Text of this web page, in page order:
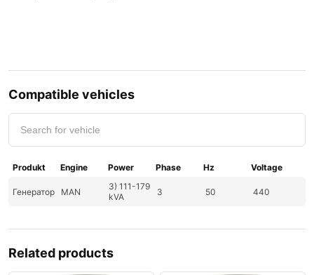
Compatible vehicles
Produkt Engine Power Phase Hz Voltage
Генератор MAN
3) 111-179
kVA
3 50 440
Related products